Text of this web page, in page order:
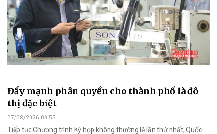
Đẩy mạnh phân quyền cho thành phố là đô
thị đặc biệt
07/08/2026 09:55
Tiếp tục Chương trình Kỳ họp không thường lệ lần thứ nhất, Quốc